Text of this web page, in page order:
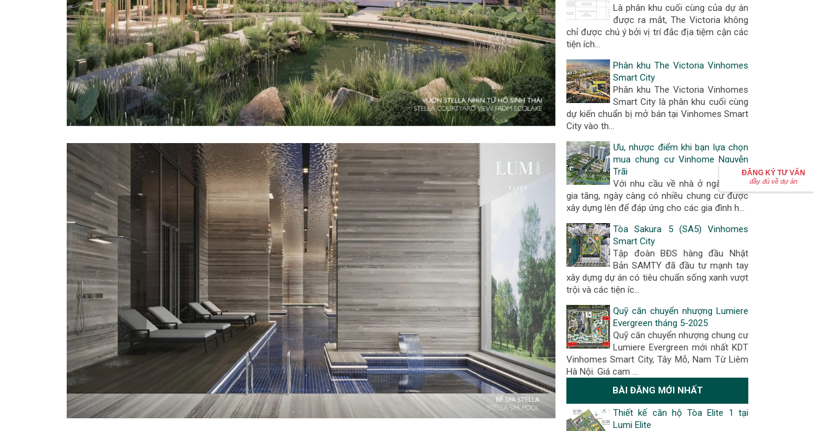
Là phân khu cuối cùng của dự án
được ra mắt, The Victoria không
chỉ được chú ý bởi vị trí đắc địa tiệm cận các
tiện ích…
Phân khu The Victoria Vinhomes
Smart City
Phân khu The Victoria Vinhomes
Smart City là phân khu cuối cùng
dự kiến chuẩn bị mở bán tại Vinhomes Smart
City vào th…
Ưu, nhược điểm khi bạn lựa chọn
mua chung cư Vinhome Nguyễn
Trãi
Với nhu cầu về nhà ở ngày càng
gia tăng, ngày càng có nhiều chung cư được
xây dựng lên để đáp ứng cho các gia đình h…
Tòa Sakura 5 (SA5) Vinhomes
Smart City
Tập đoàn BĐS hàng đầu Nhật
Bản SAMTY đã đầu tư mạnh tay
xây dựng dự án có tiêu chuẩn sống xanh vượt
trội và các tiện íc…
Quỹ căn chuyển nhượng Lumiere
Evergreen tháng 5-2025
Quỹ căn chuyển nhượng chung cư
Lumiere Evergreen mới nhất KDT
Vinhomes Smart City, Tây Mỗ, Nam Từ Liêm
Hà Nội. Giá cam …
BÀI ĐĂNG MỚI NHẤT
Thiết kế căn hộ Tòa Elite 1 tại
Lumi Elite
ĐĂNG KÝ TƯ VẤN
đầy đủ về dự án